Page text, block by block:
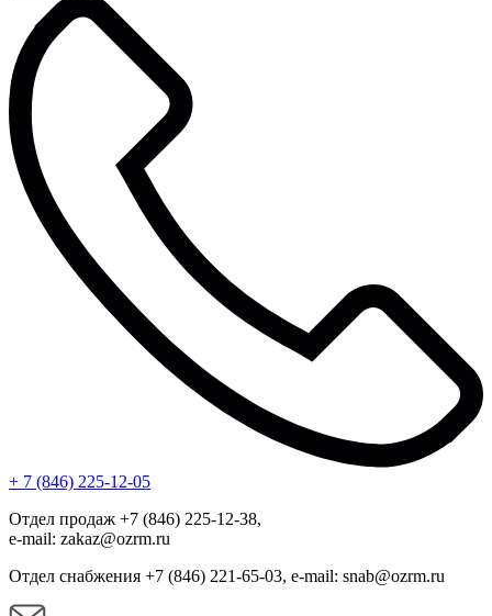
+ 7 (846) 225-12-05
Отдел продаж +7 (846) 225-12-38,
e-mail: zakaz@ozrm.ru
Отдел снабжения +7 (846) 221-65-03, e-mail: snab@ozrm.ru